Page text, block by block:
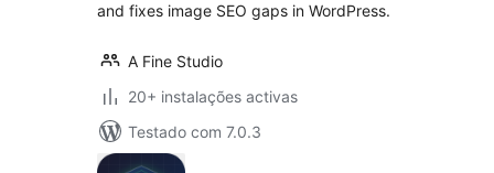
and fixes image SEO gaps in WordPress.
A Fine Studio
20+ instalações activas
Testado com 7.0.3